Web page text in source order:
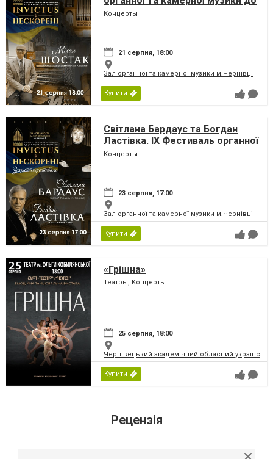
дня Незалежності України
Концерты
21 серпня, 18:00
Зал органної та камерної музики м.Чернівці
Купити
Світлана Бардаус та Богдан
Ластівка. IX Фестиваль органної
та камерної музики до дня
Концерты
23 серпня, 17:00
Зал органної та камерної музики м.Чернівці
Купити
«Грішна»
Театры, Концерты
25 серпня, 18:00
Чернівецький академічний обласний
Купити
Рецензія